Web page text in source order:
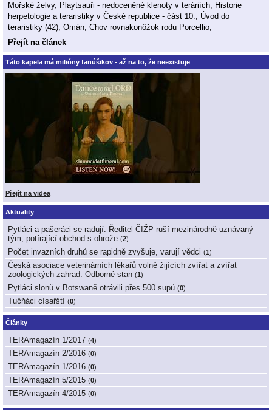
Mořské želvy, Playtsauři - nedoceněné klenoty v teráriích, Historie
herpetologie a teraristiky v České republice - část 10., Úvod do
teraristiky (42), Omán, Chov rovnakonôžok rodu Porcellio;
Přejít na článek
Táto kapela má milióny fanúšikov - až na to, že neexistuje
Přejít na videa
Aktuality
Pytláci a pašeráci se radují. Ředitel ČIŽP ruší mezinárodně uznávaný
tým, potírající obchod s ohrože (2)
Počet invazních druhů se rapidně zvyšuje, varují vědci (1 )
Česká asociace veterinárních lékařů volně žijících zvířat a zvířat
zoologických zahrad: Odborné stan (1 )
Pytláci slonů v Botswaně otrávili přes 500 supů (0)
Tučňáci císařští (0)
Články
TERAmagazín 1/2017 (4)
TERAmagazín 2/2016 (0)
TERAmagazín 1/2016 (0)
TERAmagazín 5/2015 (0)
TERAmagazín 4/2015 (0)